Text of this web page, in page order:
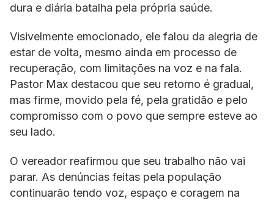
dura e diária batalha pela própria saúde.
Visivelmente emocionado, ele falou da alegria de
estar de volta, mesmo ainda em processo de
recuperação, com limitações na voz e na fala.
Pastor Max destacou que seu retorno é gradual,
mas firme, movido pela fé, pela gratidão e pelo
compromisso com o povo que sempre esteve ao
seu lado.
O vereador reafirmou que seu trabalho não vai
parar. As denúncias feitas pela população
continuarão tendo voz, espaço e coragem na